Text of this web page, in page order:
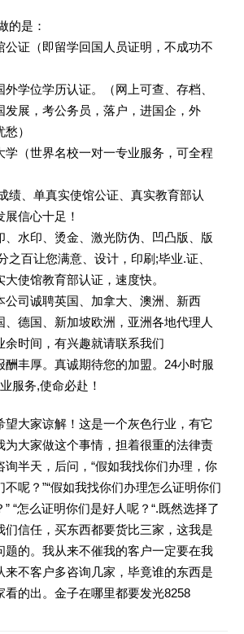
的是：
证（即留学回国人员证明，不成功不
学位学历认证。（网上可查、存档、
发展，考公务员，落户，进国企，外
愁）
（世界名校一对一专业服务，可全程
绩、单真实使馆公证、真实教育部认
信心十足！
水印、烫金、激光防伪、凹凸版、版
之百让您满意、设计，印刷;毕业.证、
使馆教育部认证，速度快。
司诚聘英国、加拿大、澳洲、新西
、德国、新加坡欧洲，亚洲各地代理人
余时间，有兴趣就请联系我们
丰厚。真诚期待您的加盟。24小时服
服务,使命必赴！
望大家谅解！这是一个灰色行业，有它
为大家做这个事情，担着很重的法律责
询半天，后问，“假如我找你们办理，你
呢？”“假如我找你们办理怎么证明你们
“怎么证明你们是好人呢？“.既然选择了
们信任，买东西都要货比三家，这我是
题的。我从来不催我的客户一定要在我
来不客户多咨询几家，毕竟谁的东西是
看的出。金子在哪里都要发光8258